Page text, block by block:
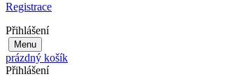
Registrace
Přihlášení
Menu
prázdný košík
Přihlášení